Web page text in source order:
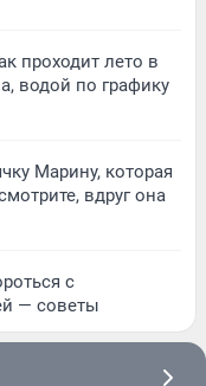
проходит лето в
водой по графику
Марину, которая
вдруг она
с
— советы